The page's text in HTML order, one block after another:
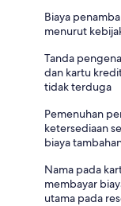
Biaya
menurut
Tanda
dan kartu
tidak terduga
Pemenuhan
ketersediaan
biaya
Nama pada
membayar
utama pada